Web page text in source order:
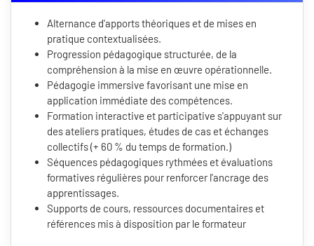
Alternance d'apports théoriques et de mises en
pratique contextualisées.
Progression pédagogique structurée, de la
compréhension à la mise en œuvre opérationnelle.
Pédagogie immersive favorisant une mise en
application immédiate des compétences.
Formation interactive et participative s'appuyant sur
des ateliers pratiques, études de cas et échanges
collectifs (+ 60 % du temps de formation.)
Séquences pédagogiques rythmées et évaluations
formatives régulières pour renforcer l'ancrage des
apprentissages.
Supports de cours, ressources documentaires et
références mis à disposition par le formateur